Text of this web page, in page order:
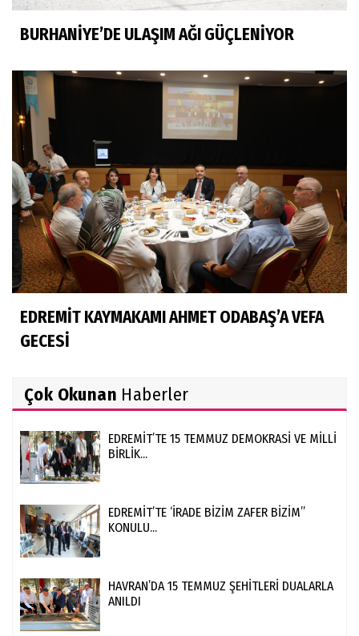
BURHANİYE’DE ULAŞIM AĞI GÜÇLENİYOR
EDREMİT KAYMAKAMI AHMET ODABAŞ’A VEFA
GECESİ
Çok Okunan Haberler
EDREMİT’TE 15 TEMMUZ DEMOKRASİ VE MİLLİ
BİRLİK...
EDREMİT’TE ‘İRADE BİZİM ZAFER BİZİM”
KONULU...
HAVRAN’DA 15 TEMMUZ ŞEHİTLERİ DUALARLA
ANILDI